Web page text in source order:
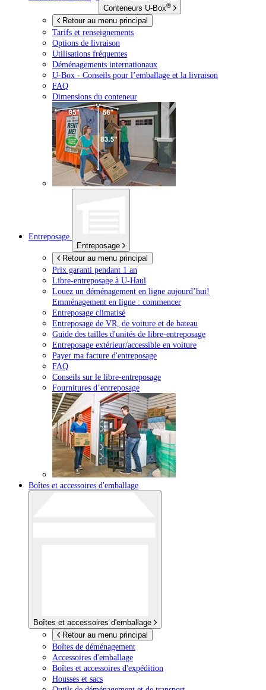
Conteneurs U-Box®
Retour au menu principal
Tarifs et renseignements
Options de livraison
Utilisations fréquentes
Déménagements internationaux
U-Box - Conseils pour l’emballage et la livraison
FAQ
Dimensions du conteneur
Entreposage
Entreposage
Retour au menu principal
Prix garanti pendant 1 an
Libre-entreposage à U-Haul
Louez un déménagement en ligne aujourd’hui!
Emménagement en ligne : commencer
Entreposage climatisé
Entreposage de VR, de voiture et de bateau
Guide des tailles d'unités de libre-entreposage
Entreposage extérieur/accessible en voiture
Payer ma facture d'entreposage
FAQ
Conseils sur le libre-entreposage
Fournitures d’entreposage
Boîtes et accessoires d'emballage
Boîtes et accessoires d'emballage
Retour au menu principal
Boîtes de déménagement
Accessoires d'emballage
Boîtes et accessoires d'expédition
Housses et sacs